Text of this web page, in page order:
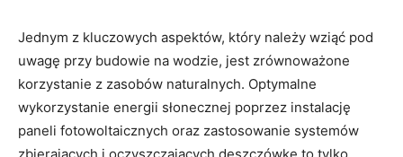
Jednym ⁤z kluczowych aspektów,‍ który ‍należy wziąć pod​
uwagę przy budowie na wodzie, jest zrównoważone⁤
korzystanie ⁢z zasobów naturalnych. Optymalne
⁣wykorzystanie energii słonecznej poprzez instalację
‍paneli fotowoltaicznych oraz ‌zastosowanie ⁤systemów